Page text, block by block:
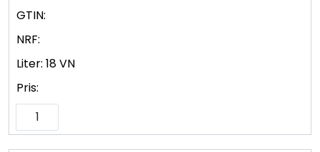
GTIN:
NRF:
Liter: 18 VN
Pris: